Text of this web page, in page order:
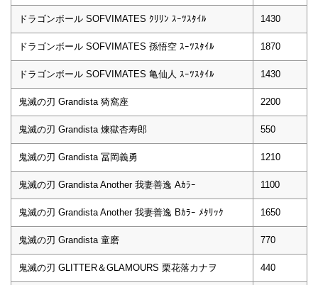
ドラゴンボール SOFVIMATES ｸﾘﾘﾝ ｽｰﾂｽﾀｲﾙ 1430
ドラゴンボール SOFVIMATES 孫悟空 ｽｰﾂｽﾀｲﾙ 1870
ドラゴンボール SOFVIMATES 亀仙人 ｽｰﾂｽﾀｲﾙ 1430
鬼滅の刃 Grandista 猗窩座 2200
鬼滅の刃 Grandista 煉獄杏寿郎 550
鬼滅の刃 Grandista 冨岡義勇 1210
鬼滅の刃 Grandista Another 我妻善逸 Aｶﾗｰ 1100
鬼滅の刃 Grandista Another 我妻善逸 Bｶﾗｰ ﾒﾀﾘｯｸ 1650
鬼滅の刃 Grandista 童磨 770
鬼滅の刃 GLITTER＆GLAMOURS 栗花落カナヲ 440